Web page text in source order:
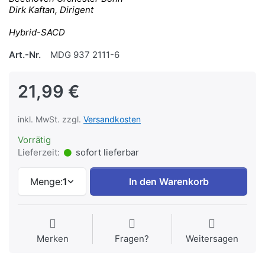
Dirk Kaftan, Dirigent
Hybrid-SACD
Art.-Nr.
MDG 937 2111-6
21,99 €
inkl. MwSt. zzgl. Versandkosten
Vorrätig
Lieferzeit:
sofort lieferbar
Menge:1 In den Warenkorb
Merken Fragen? Weitersagen